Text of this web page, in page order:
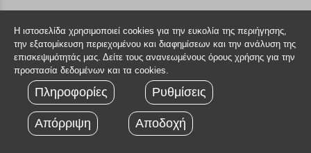
Η ιστοσελίδα χρησιμοποιεί cookies για την ευκολία της περιήγησης,
την εξατομίκευση περιεχομένου και διαφημίσεων και την ανάλυση της
επισκεψιμότητάς μας. Δείτε τους ανανεωμένους όρους χρήσης για την
προστασία δεδομένων και τα cookies.
Πληροφορίες Ρυθμίσεις
Απόρριψη Αποδοχή